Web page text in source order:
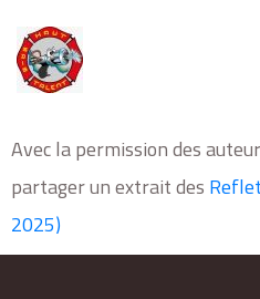
Avec la permission des
partager un extrait des
2025)